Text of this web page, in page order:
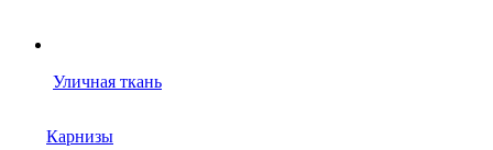
Уличная ткань
Карнизы